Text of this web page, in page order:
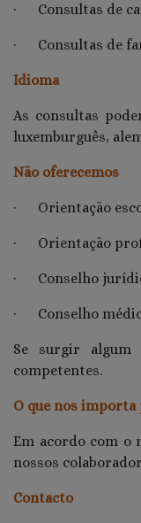
· Consultas de
· Consultas de
Idioma
As consultas
luxemburguês,
Não oferecemos
· Orientação
· Orientação
· Conselho
· Conselho
Se surgir algum
competentes.
O que nos
Em acordo com o
nossos
Contacto